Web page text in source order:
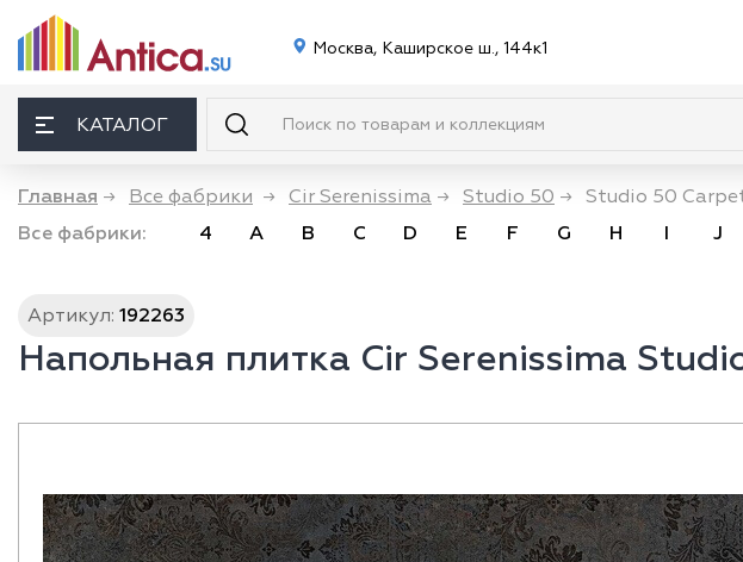
Москва, Каширское ш., 144к1
КАТАЛОГ
Главная → Все фабрики → Cir Serenissima → Studio 50 → Studio 50
Все фабрики:
4 A B C D E F G H I J
Артикул: 192263
Напольная плитка Cir Serenissima